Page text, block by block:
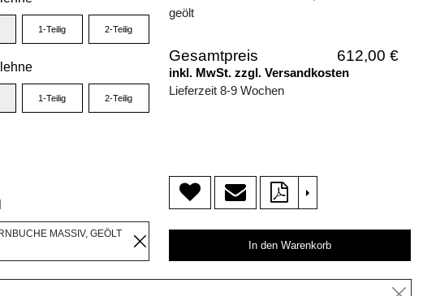
1-Teilig 2-Teilig
1-Teilig 2-Teilig
MASSIV, GEÖLT
geölt
Gesamtpreis 612,00 €
inkl. MwSt. zzgl. Versandkosten
Lieferzeit 8-9 Wochen
>
In den Warenkorb